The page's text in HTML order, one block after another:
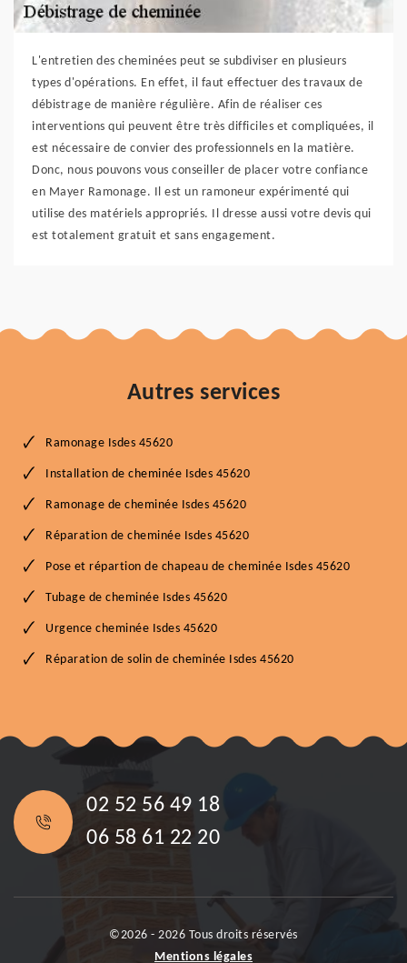
L'entretien des cheminées peut se subdiviser en plusieurs
types d'opérations. En effet, il faut effectuer des travaux de
débistrage de manière régulière. Afin de réaliser ces
interventions qui peuvent être très difficiles et compliquées, il
est nécessaire de convier des professionnels en la matière.
Donc, nous pouvons vous conseiller de placer votre confiance
en Mayer Ramonage. Il est un ramoneur expérimenté qui
utilise des matériels appropriés. Il dresse aussi votre devis qui
est totalement gratuit et sans engagement.
Autres services
Ramonage Isdes 45620
Installation de cheminée Isdes 45620
Ramonage de cheminée Isdes 45620
Réparation de cheminée Isdes 45620
Pose et répartion de chapeau de cheminée Isdes 45620
Tubage de cheminée Isdes 45620
Urgence cheminée Isdes 45620
Réparation de solin de cheminée Isdes 45620
02 52 56 49 18
06 58 61 22 20
©2026 - 2026 Tous droits réservés
Mentions légales